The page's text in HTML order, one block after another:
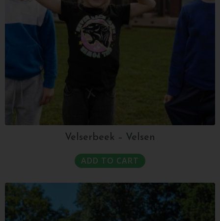
Velserbeek – Velsen
ADD TO CART